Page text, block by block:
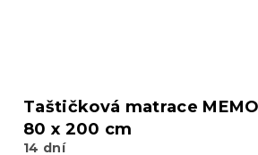
Taštičková matrace
80 x 200 cm
14 dní